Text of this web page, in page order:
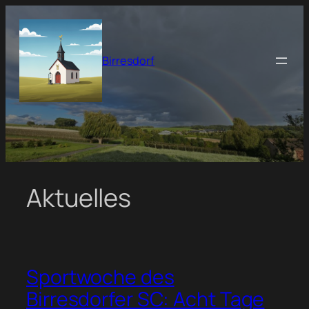
Inhalt
springen
Birresdorf
Aktuelles
Sportwoche des
Birresdorfer SC: Acht Tage